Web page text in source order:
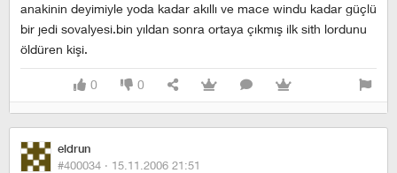
anakinin deyimiyle yoda kadar akıllı ve mace windu kadar güçlü
bir jedi sovalyesi.bin yıldan sonra ortaya çıkmış ilk sith lordunu
öldüren kişi.
0 0
eldrun
#400034 · 15.11.2006 21:51